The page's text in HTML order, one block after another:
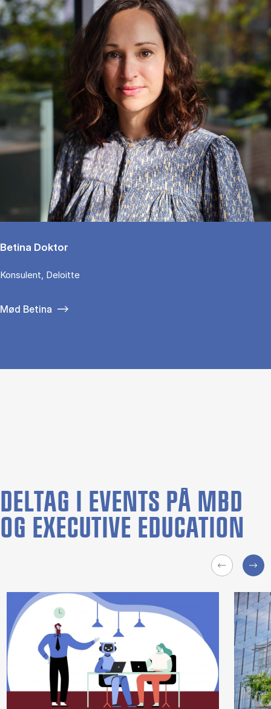
Betina Doktor
Konsulent, Deloitte
Mød Betina
DELTAG I EVENTS PÅ MBD
OG EXECUTIVE EDUCATION